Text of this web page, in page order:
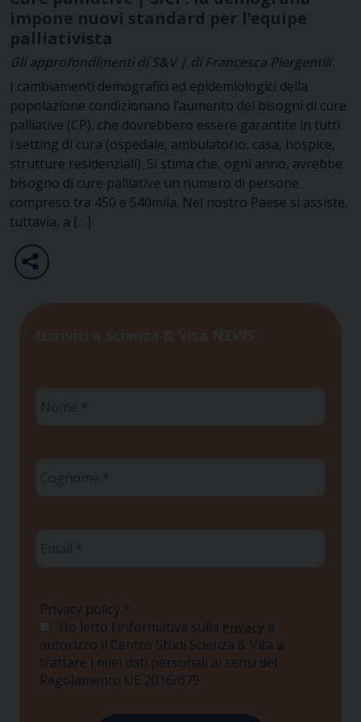
impone nuovi standard per l’equipe
palliativista
Gli approfondimenti di S&V | di Francesca Piergentili
I cambiamenti demografici ed epidemiologici della
popolazione condizionano l’aumento dei bisogni di cure
palliative (CP), che dovrebbero essere garantite in tutti
i setting di cura (ospedale, ambulatorio, casa, hospice,
strutture residenziali). Si stima che, ogni anno, avrebbe
bisogno di cure palliative un numero di persone
compreso tra 450 e 540mila. Nel nostro Paese si assiste,
tuttavia, a […]
Privacy policy *
Ho letto l'informativa sulla Privacy e
autorizzo il Centro Studi Scienza & Vita a
trattare i miei dati personali ai sensi del
Regolamento UE 2016/679